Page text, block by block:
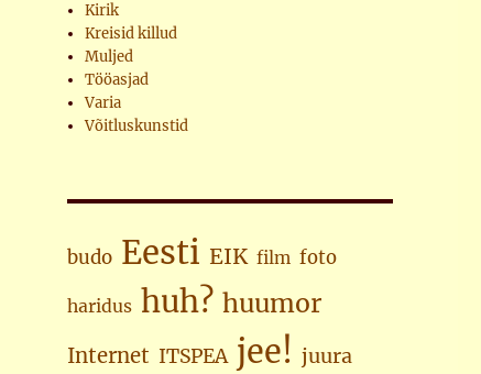
Kirik
Kreisid killud
Muljed
Tööasjad
Varia
Võitluskunstid
budo Eesti EIK film foto
haridus huh? huumor
Internet ITSPEA jee! juura